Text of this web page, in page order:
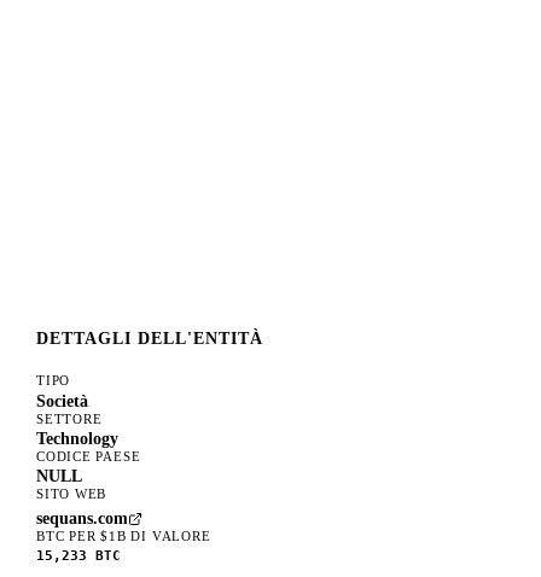
DETTAGLI DELL'ENTITÀ
TIPO
Società
SETTORE
Technology
CODICE PAESE
NULL
SITO WEB
sequans.com
BTC PER $1B DI VALORE
15,233 BTC